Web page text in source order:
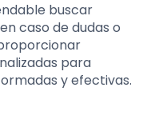
buscar
caso de dudas o
para
y efectivas.